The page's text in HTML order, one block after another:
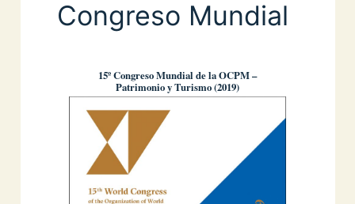
Congreso Mundial
15º Congreso Mundial de la OCPM –
Patrimonio y Turismo (2019)